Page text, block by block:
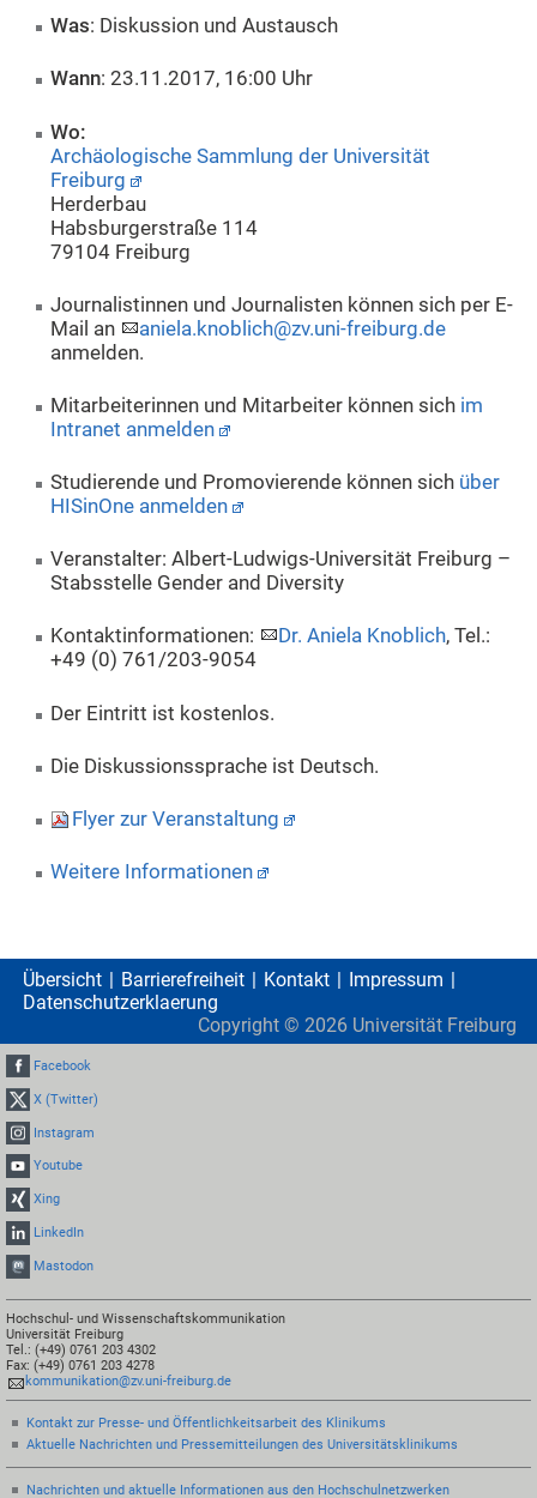
Was: Diskussion und Austausch
Wann: 23.11.2017, 16:00 Uhr
Wo:
Archäologische Sammlung der Universität
Freiburg
Herderbau
Habsburgerstraße 114
79104 Freiburg
Journalistinnen und Journalisten können sich per E-
Mail an
aniela.knoblich@zv.uni-freiburg.de
anmelden.
Mitarbeiterinnen und Mitarbeiter können sich im
Intranet anmelden
Studierende und Promovierende können sich über
HISinOne anmelden
Veranstalter: Albert-Ludwigs-Universität Freiburg –
Stabsstelle Gender and Diversity
Kontaktinformationen: Dr. Aniela Knoblich, Tel.:
+49 (0) 761/203-9054
Der Eintritt ist kostenlos.
Die Diskussionssprache ist Deutsch.
Flyer zur Veranstaltung
Weitere Informationen
Übersicht Barrierefreiheit Kontakt
Impressum
Datenschutzerklaerung
Copyright © 2026 Universität Freiburg
Facebook
X (Twitter)
Instagram
Youtube
Xing
LinkedIn
Mastodon
Hochschul- und Wissenschaftskommunikation
Universität Freiburg
Tel.: (+49) 0761 203 4302
Fax: (+49) 0761 203 4278
kommunikation@zv.uni-freiburg.de
Kontakt zur Presse- und Öffentlichkeitsarbeit des Klinikums
Aktuelle Nachrichten und Pressemitteilungen des Universitätsklinikums
Nachrichten und aktuelle Informationen aus den Hochschulnetzwerken